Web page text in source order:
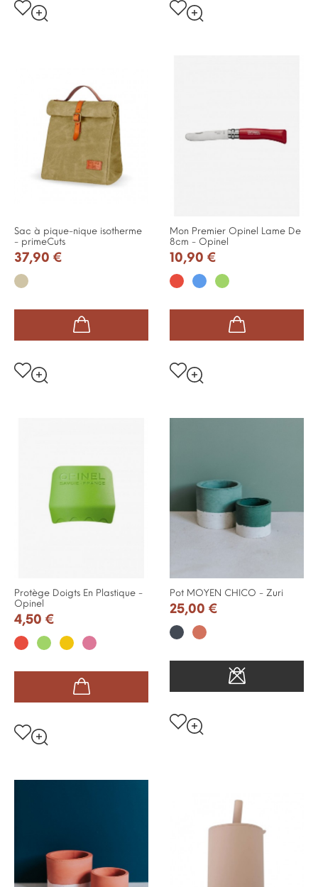
Sac à pique-nique isotherme
- primeCuts
37,90 €
Taupe
Mon Premier Opinel Lame De
8cm - Opinel
10,90 €
RougeBleuVert
Protège Doigts En Plastique -
Opinel
4,50 €
Rouge
VertJaunePink
Pot MOYEN CHICO - Zuri
25,00 €
NoirTerracotta